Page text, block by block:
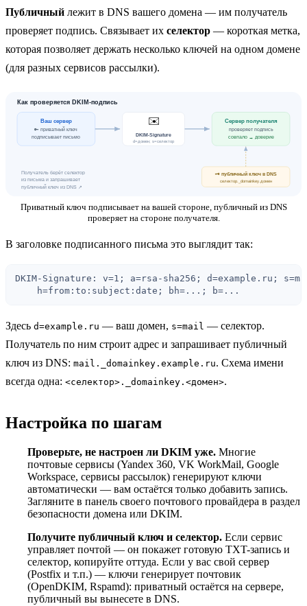
Публичный лежит в DNS вашего домена — им получатель
проверяет подпись. Связывает их селектор — короткая метка,
которая позволяет держать несколько ключей на одном домене
(для разных сервисов рассылки).
Как проверяется DKIM-подпись
Ваш сервер
🔑 приватный ключ
подписывает письмо
✉️
DKIM-Signature
d=домен; s=селектор
Сервер получателя
проверяет подпись
совпало → доверие
🗝️ публичный ключ в DNS
селектор._domainkey.домен
Получатель берёт селектор
из письма и запрашивает
публичный ключ из DNS ↗
Приватный ключ подписывает на вашей стороне, публичный из DNS
проверяет на стороне получателя.
В заголовке подписанного письма это выглядит так:
DKIM-Signature: v=1; a=rsa-sha256; d=example.ru;
    h=from:to:subject:date; bh=...; b=...
Здесь d=example.ru — ваш домен, s=mail — селектор.
Получатель по ним строит адрес и запрашивает публичный
ключ из DNS: mail._domainkey.example.ru. Схема имени
всегда одна: <селектор>._domainkey.<домен>.
Настройка по шагам
Проверьте, не настроен ли DKIM уже. Многие
почтовые сервисы (Yandex 360, VK WorkMail, Google
Workspace, сервисы рассылок) генерируют ключи
автоматически — вам остаётся только добавить запись.
Загляните в панель своего почтового провайдера в раздел
безопасности домена или DKIM.
Получите публичный ключ и селектор. Если сервис
управляет почтой — он покажет готовую TXT-запись и
селектор, копируйте оттуда. Если у вас свой сервер
(Postfix и т.п.) — ключи генерирует почтовик
(OpenDKIM, Rspamd): приватный остаётся на сервере,
публичный вы вынесете в DNS.